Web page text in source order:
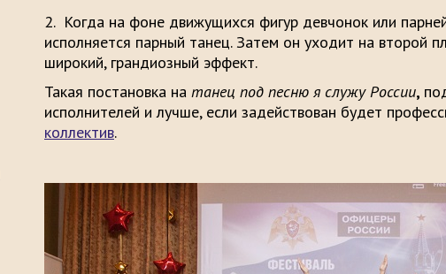
2. Когда на фоне движущихся фигур девчонок или
исполняется парный танец. Затем он уходит на второй
широкий, грандиозный эффект.
Такая постановка на танец под песню я служу России,
исполнителей и лучше, если задействован будет
коллектив